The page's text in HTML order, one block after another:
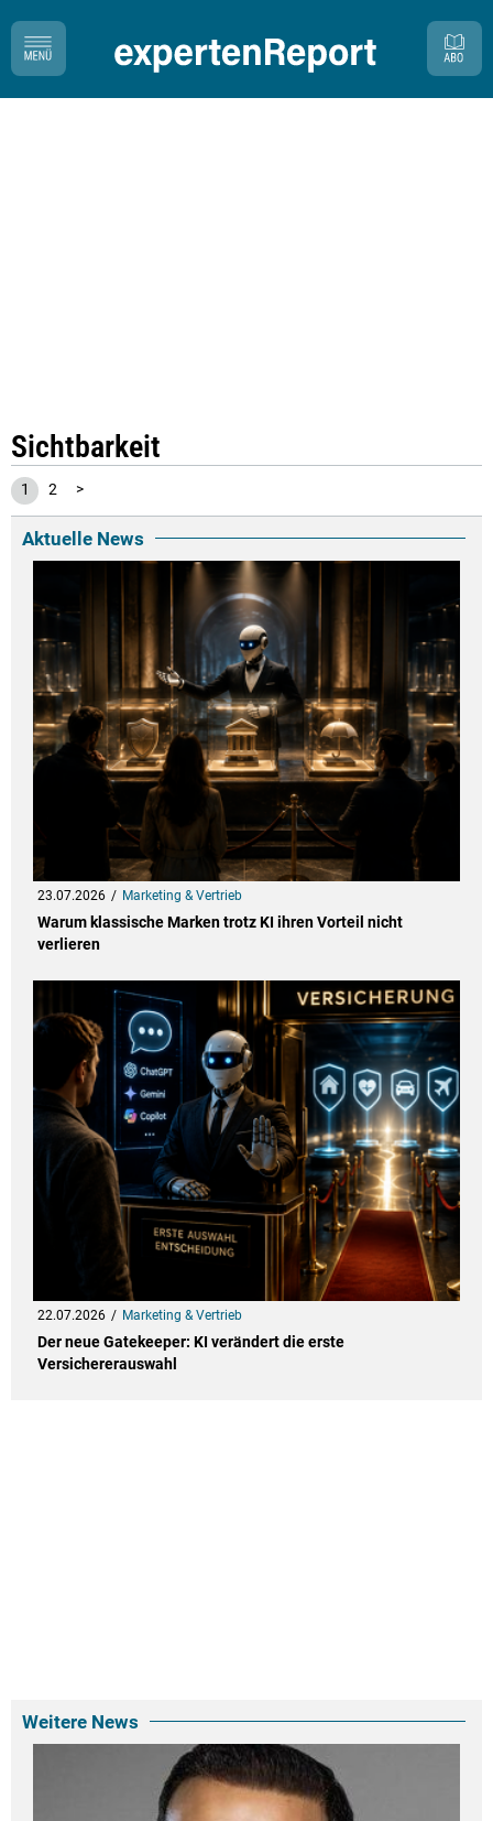
Sichtbarkeit
1 2 >
Aktuelle News
23.07.2026 Marketing & Vertrieb
Warum klassische Marken trotz KI ihren Vorteil nicht
verlieren
22.07.2026 Marketing & Vertrieb
Der neue Gatekeeper: KI verändert die erste
Versichererauswahl
Weitere News